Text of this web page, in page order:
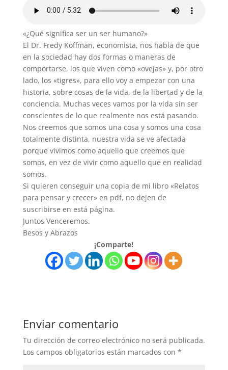
«¿Qué significa ser un ser humano?»
El Dr. Fredy Koffman, economista, nos habla de que
en la sociedad hay dos formas o maneras de
comportarse, los que viven como «ovejas» y, por otro
lado, los «tigres», para ello voy a empezar con una
historia, sobre cosas de la vida, de la libertad y de la
conciencia. Muchas veces vamos por la vida sin ser
conscientes de lo que realmente nos está pasando.
Nos creemos que somos una cosa y somos una cosa
totalmente distinta, nuestra vida se ve afectada
porque vivimos como aquello que creemos que
somos, en vez de vivir como aquello que en realidad
somos.
Si quieren conseguir una copia de mi libro «Relatos
para pensar y crecer» en pdf, no dejen de
suscribirse en está página.
Juntos Venceremos.
Besos y Abrazos
¡Comparte!
Enviar comentario
Tu dirección de correo electrónico no será publicada.
Los campos obligatorios están marcados con *